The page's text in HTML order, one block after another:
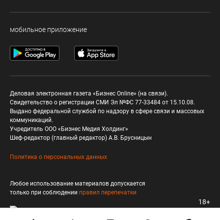
мобильное приложение
Деловая электронная газета «Бизнес Online» (на связи).
Свидетельство о регистрации СМИ Эл №ФС 77-33484 от 15.10.08.
Выдано федеральной службой по надзору в сфере связи и массовых
коммуникаций.
Учредитель ООО «Бизнес Медия Холдинг»
Шеф-редактор (главный редактор) А.В. Брусницын
Политика о персональных данных
Любое использование материалов допускается
только при соблюдении правил перепечатки
18+